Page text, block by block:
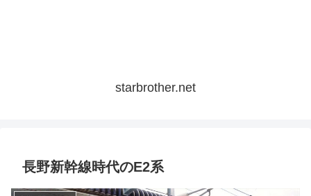
starbrother.net
長野新幹線時代のE2系